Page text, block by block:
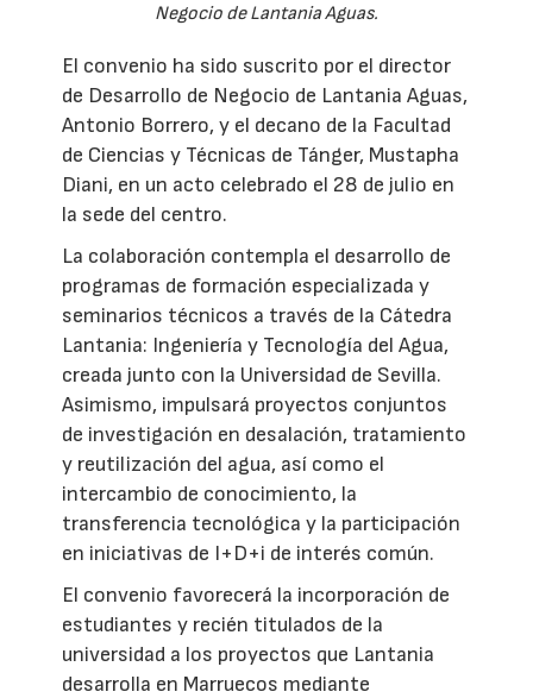
Negocio de Lantania Aguas.
El convenio ha sido suscrito por el director
de Desarrollo de Negocio de Lantania Aguas,
Antonio Borrero, y el decano de la Facultad
de Ciencias y Técnicas de Tánger, Mustapha
Diani, en un acto celebrado el 28 de julio en
la sede del centro.
La colaboración contempla el desarrollo de
programas de formación especializada y
seminarios técnicos a través de la Cátedra
Lantania: Ingeniería y Tecnología del Agua,
creada junto con la Universidad de Sevilla.
Asimismo, impulsará proyectos conjuntos
de investigación en desalación, tratamiento
y reutilización del agua, así como el
intercambio de conocimiento, la
transferencia tecnológica y la participación
en iniciativas de I+D+i de interés común.
El convenio favorecerá la incorporación de
estudiantes y recién titulados de la
universidad a los proyectos que Lantania
desarrolla en Marruecos mediante